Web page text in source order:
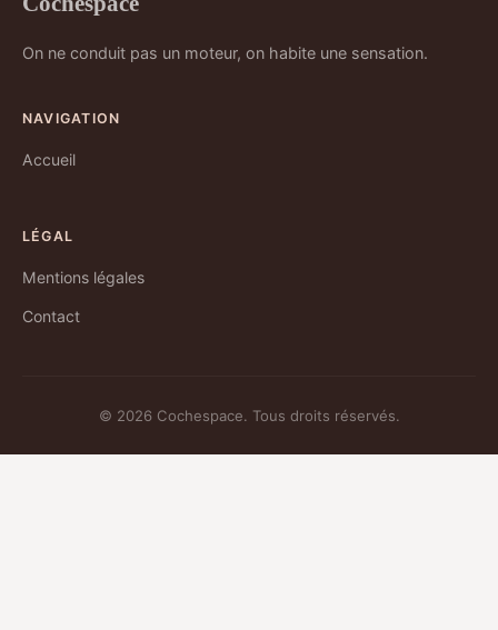
On ne conduit pas un moteur, on habite une sensation.
NAVIGATION
Accueil
LÉGAL
Mentions légales
Contact
© 2026 Cochespace. Tous droits réservés.